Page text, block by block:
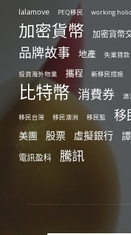
lalamove PEQ移民 working
加密貨幣 加密貨幣
品牌故事 地產 失業貸款
投資海外物業 攜程 新移民措施
比特幣 消費券 滴
移民台灣 移民澳洲 移民監 移
美團 股票 虛擬銀行
電訊盈科 騰訊